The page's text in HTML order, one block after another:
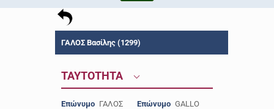
ΓΑΛΟΣ Βασίλης (1299)
ΤΑΥΤΟΤΗΤΑ
Επώνυμο ΓΑΛΟΣ
Επώνυμο GALLO